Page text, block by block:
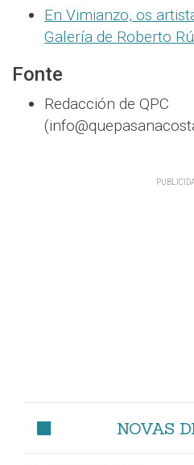
En Vimianzo, os
Galería de Roberto
Fonte
Redacción de QPC
NOVAS